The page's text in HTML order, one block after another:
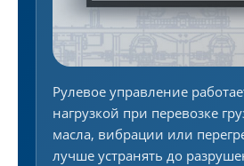
Рулевое управление
нагрузкой при перевозке
масла, вибрации или
лучше устранять до